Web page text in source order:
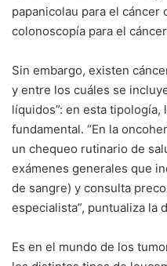
papanicolau para el cáncer
colonoscopía para el
Sin embargo, existen
y entre los cuáles se
líquidos”: en esta
fundamental. “En la
un chequeo rutinario de
exámenes generales que
de sangre) y consulta
especialista”, puntualiza la
Es en el mundo de los